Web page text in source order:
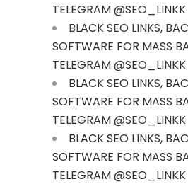
TELEGRAM @SEO_LINKK
BLACK SEO LINKS,
SOFTWARE FOR MASS
TELEGRAM @SEO_LINKK
BLACK SEO LINKS,
SOFTWARE FOR MASS
TELEGRAM @SEO_LINKK
BLACK SEO LINKS,
SOFTWARE FOR MASS
TELEGRAM @SEO_LINKK